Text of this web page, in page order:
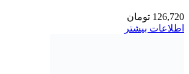
126,720 تومان
اطلاعات بیشتر